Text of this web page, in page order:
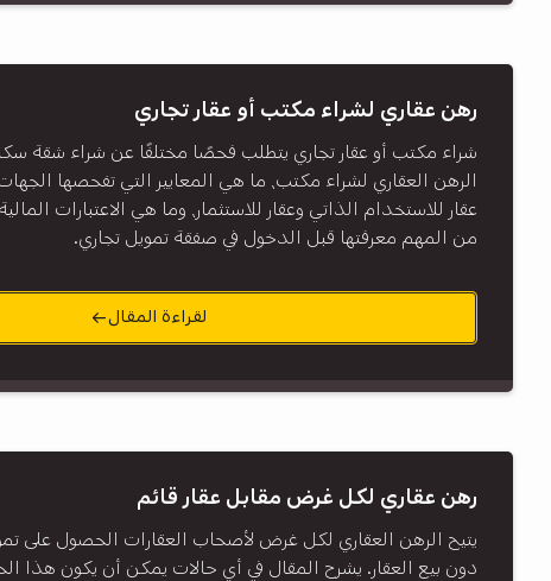
رهن عقاري لشراء مكتب أو عقار تجاري
شراء مكتب أو عقار تجاري يتطلب فحصًا مختلفًا عن شراء شقة
الرهن العقاري لشراء مكتب، ما هي المعايير التي تفحصها
عقار للاستخدام الذاتي وعقار للاستثمار، وما هي الاعتبارات
من المهم معرفتها قبل الدخول في صفقة تمويل تجاري.
لقراءة المقال
رهن عقاري لكل غرض مقابل عقار قائم
يتيح الرهن العقاري لكل غرض لأصحاب العقارات الحصول على
دون بيع العقار. يشرح المقال في أي حالات يمكن أن يكون هذا